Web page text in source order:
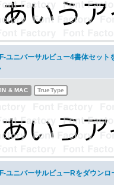
ユニバーサルビュー4書体セット
& MAC TrueType
ユニバーサルビューRをダウンロ